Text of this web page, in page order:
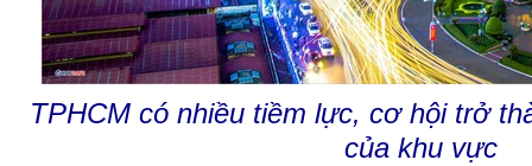
TPHCM có nhiều tiềm lực, cơ hội trở
của khu vực